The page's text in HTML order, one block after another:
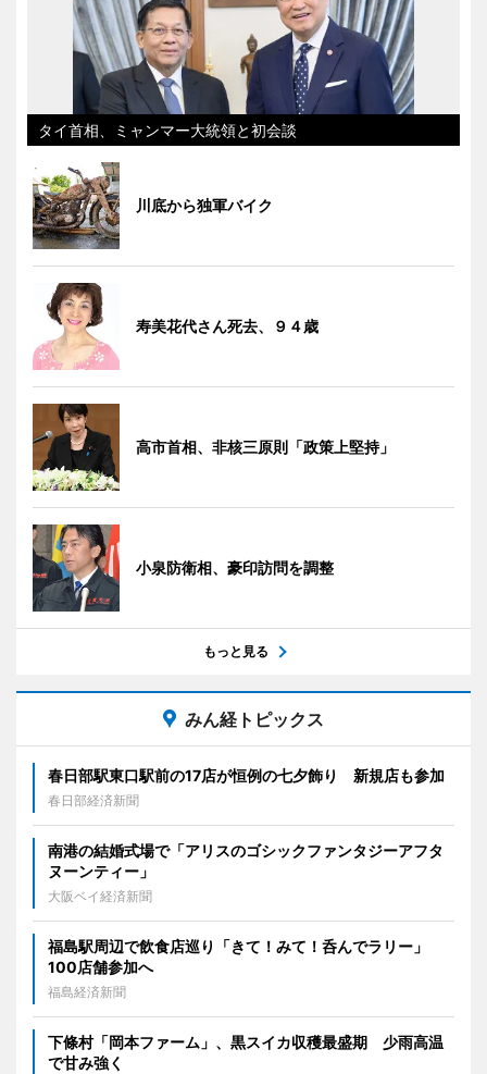
タイ首相、ミャンマー大統領と初会談
川底から独軍バイク
寿美花代さん死去、９４歳
高市首相、非核三原則「政策上堅持」
小泉防衛相、豪印訪問を調整
もっと見る
みん経トピックス
春日部駅東口駅前の17店が恒例の七夕飾り 新規店も参加
春日部経済新聞
南港の結婚式場で「アリスのゴシックファンタジーアフタ
ヌーンティー」
大阪ベイ経済新聞
福島駅周辺で飲食店巡り「きて！みて！呑んでラリー」
100店舗参加へ
福島経済新聞
下條村「岡本ファーム」、黒スイカ収穫最盛期 少雨高温
で甘み強く